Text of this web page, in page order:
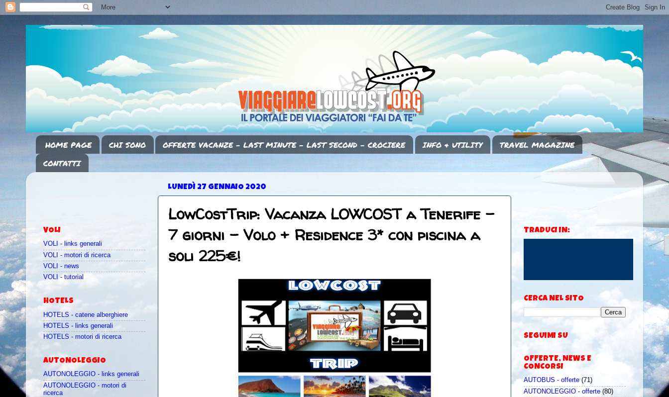
HOME PAGE CHI SONO OFFERTE VACANZE - LAST MINUTE - LAST SECOND - CROCIERE INFO & UTILITY
TRAVEL MAGAZINE
CONTATTI
LUNEDÌ 27 GENNAIO 2020
LowCostTrip: Vacanza LOWCOST a Tenerife -
7 giorni - Volo + Residence 3* con piscina a
soli 225€!
VOLI
VOLI - links generali
VOLI - motori di ricerca
VOLI - news
VOLI - tutorial
HOTELS
HOTELS - catene alberghiere
HOTELS - links generali
HOTELS - motori di ricerca
AUTONOLEGGIO
AUTONOLEGGIO - links generali
AUTONOLEGGIO - motori di
ricerca
TRADUCI IN:
CERCA NEL SITO
SEGUIMI SU
OFFERTE, NEWS E
CONCORSI
AUTOBUS - offerte (71)
AUTONOLEGGIO - offerte (80)